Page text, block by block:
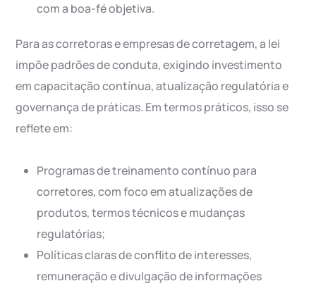
com a boa-fé objetiva.
Para as corretoras e empresas de corretagem, a lei
impõe padrões de conduta, exigindo investimento
em capacitação contínua, atualização regulatória e
governança de práticas. Em termos práticos, isso se
reflete em:
Programas de treinamento contínuo para
corretores, com foco em atualizações de
produtos, termos técnicos e mudanças
regulatórias;
Políticas claras de conflito de interesses,
remuneração e divulgação de informações